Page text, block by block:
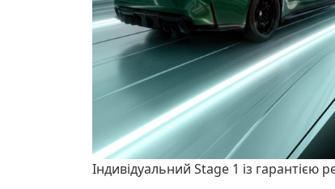
Індивідуальний Stage 1 із гарантією